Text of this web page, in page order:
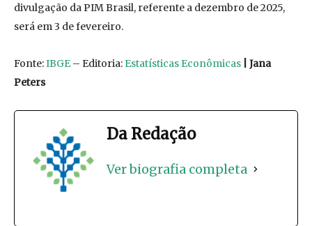
divulgação da PIM Brasil, referente a dezembro de 2025,
será em 3 de fevereiro.
Fonte:IBGE– Editoria: Estatísticas Econômicas
| Jana
Peters
Da Redação
Ver biografia completa